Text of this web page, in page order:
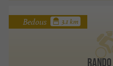
Bedous 3.1 km